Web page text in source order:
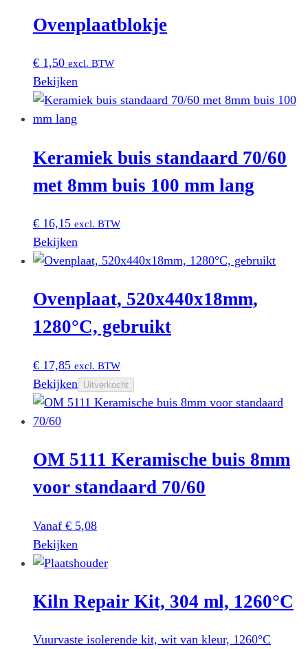
Ovenplaatblokje
€ 1,50 excl. BTW
Bekijken
Keramiek buis standaard 70/60
met 8mm buis 100 mm lang
€ 16,15 excl. BTW
Bekijken
Ovenplaat, 520x440x18mm,
1280°C, gebruikt
€ 17,85 excl. BTW
Bekijken Uitverkocht
OM 5111 Keramische buis 8mm
voor standaard 70/60
Vanaf € 5,08
Bekijken
product
meerdere
Deze
Kiln Repair Kit, 304 ml, 1260°C
Vuurvaste isolerende kit, wit van kleur, 1260°C